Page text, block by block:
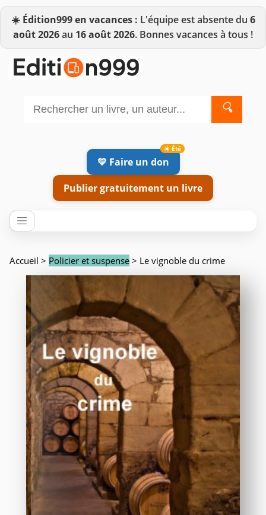
☀️ Édition999 en vacances : L'équipe est absente du 6
août 2026au 16 août 2026. Bonnes vacances à tous !
🔍
💛 Faire un don
Publier gratuitement un livre
Accueil > Policier et suspense > Le vignoble du crime